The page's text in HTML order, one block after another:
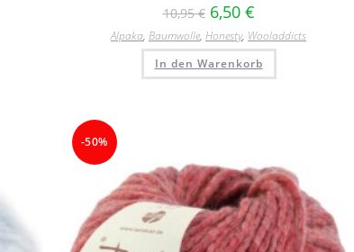
10,95€ 6,50 €
Alpaka, Baumwolle, Honesty, Wooladdicts
In den Warenkorb
-50%